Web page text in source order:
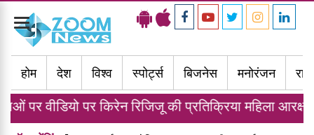
Toggle
navigation
होम
देश विश्व स्पोर्ट्स बिजनेस मनोरंजन
किरेन रिजिजू की प्रतिक्रिया महिला आरक्षण बिल पर समर्थन